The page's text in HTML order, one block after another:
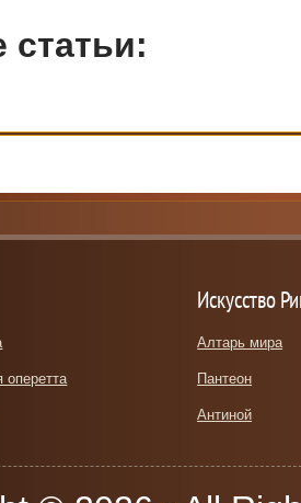
статьи:
оперетта
Искусство
Алтарь мира
Пантеон
Антиной